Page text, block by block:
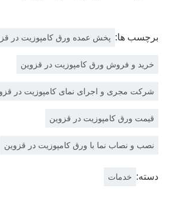
برچسب ها: پخش عمده ورق کامپوزیت در
خرید و فروش ورق کامپوزیت در قزوین
شرکت مجری و اجرای نمای کامپوزیت در
قیمت ورق کامپوزیت در قزوین
نصب و نصاب نما با ورق کامپوزیت در قزوین
دسته: خدمات